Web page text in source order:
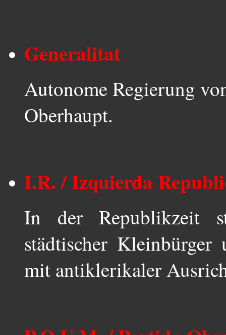
Generalitat
Autonome Regierung
Oberhaupt.
I.R. / Izquierda
In der Republikzeit
städtischer
mit antiklerikaler